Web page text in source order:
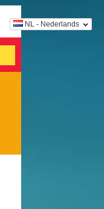
NL - Nederlands